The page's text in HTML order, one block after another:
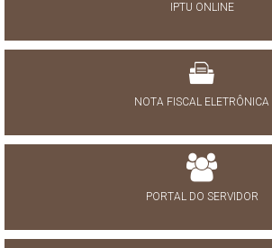
IPTU ONLINE
NOTA FISCAL ELETRÔNICA
PORTAL DO SERVIDOR